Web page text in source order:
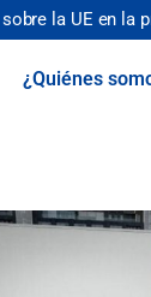
la UE en la
¿Quiénes